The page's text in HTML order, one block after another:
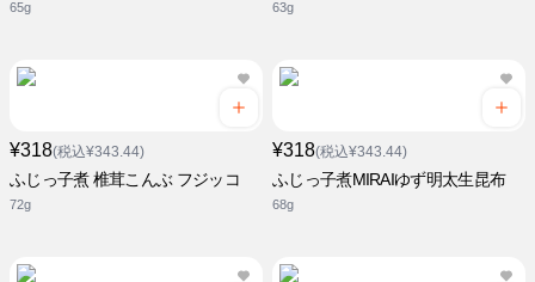
65g 63g
¥318(税込¥343.44)
ふじっ子煮 椎茸こんぶ フジッコ
72g
¥318(税込¥343.44)
ふじっ子煮MIRAIゆず明太生昆布
68g